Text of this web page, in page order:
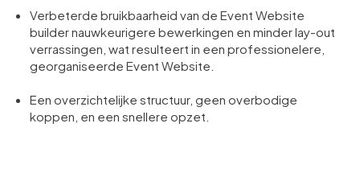
Verbeterde bruikbaarheid van de Event Website
builder nauwkeurigere bewerkingen en minder lay-out
verrassingen, wat resulteert in een professionelere,
georganiseerde Event Website.
Een overzichtelijke structuur, geen overbodige
koppen, en een snellere opzet.